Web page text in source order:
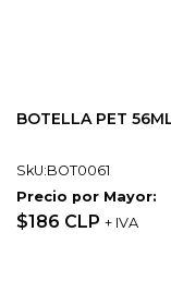
BOTELLA PET
SkU:BOT0061
Precio por Mayor:
$186 CLP + IVA